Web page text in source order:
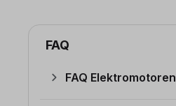
FAQ
FAQ Elektromotoren